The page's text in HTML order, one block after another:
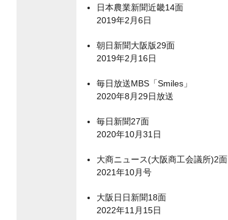
日本農業新聞近畿14面
2019年2月6日
朝日新聞大阪版29面
2019年2月16日
毎日放送MBS「Smiles」
2020年8月29日放送
毎日新聞27面
2020年10月31日
大商ニュース(大阪商工会議所)2面
2021年10月号
大阪日日新聞18面
2022年11月15日